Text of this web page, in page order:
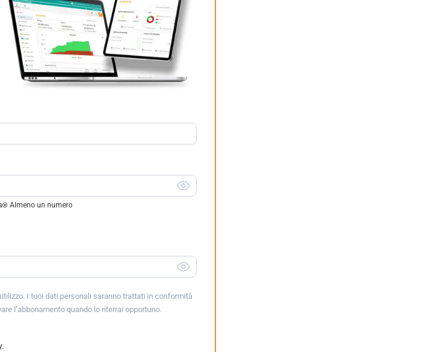
Almeno un numero
I tuoi dati personali saranno trattati in conformità
l’abbonamento quando lo riterrai opportuno.